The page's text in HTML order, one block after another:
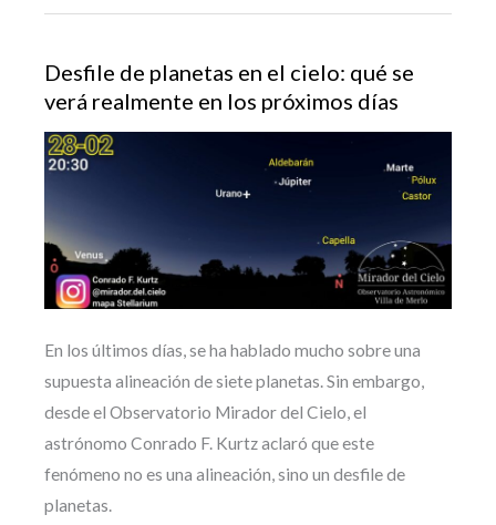
Desfile de planetas en el cielo: qué se
verá realmente en los próximos días
En los últimos días, se ha hablado mucho sobre una
supuesta alineación de siete planetas. Sin embargo,
desde el Observatorio Mirador del Cielo, el
astrónomo Conrado F. Kurtz aclaró que este
fenómeno no es una alineación, sino un desfile de
planetas.